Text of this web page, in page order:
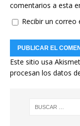
comentarios a esta
Recibir un correo
Este sitio usa
procesan los datos